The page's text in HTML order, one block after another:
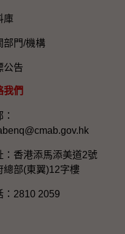
庫
部門/機構
公告
我們
：香港添馬添美道2號
總部(東翼)12字樓
：2810 2059